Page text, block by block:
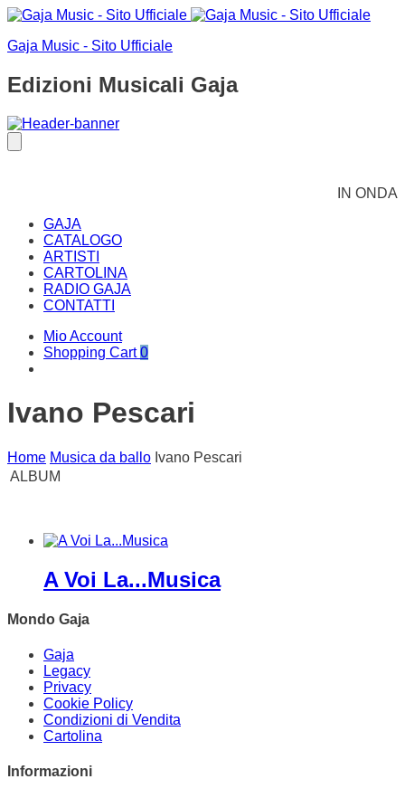
Gaja Music - Sito Ufficiale
Edizioni Musicali Gaja
IN ONDA
GAJA
CATALOGO
ARTISTI
CARTOLINA
RADIO GAJA
CONTATTI
Mio Account
Shopping Cart 0
Ivano Pescari
Home Musica da ballo Ivano Pescari
ALBUM
A Voi La...Musica
Mondo Gaja
Gaja
Legacy
Privacy
Cookie Policy
Condizioni di Vendita
Cartolina
Informazioni